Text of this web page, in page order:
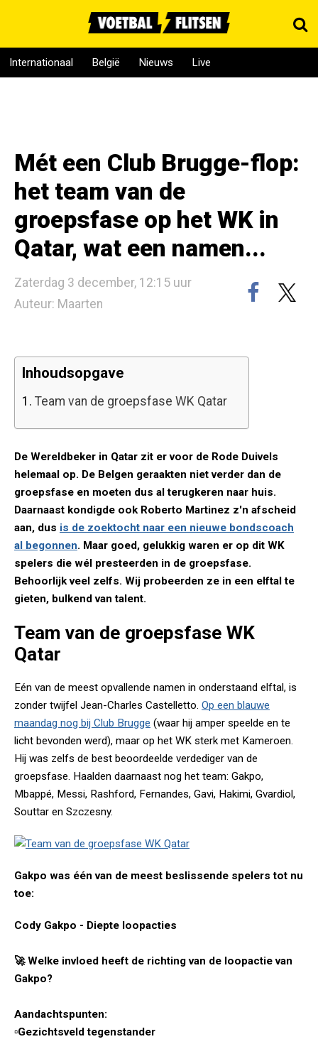
Internationaal België Nieuws Live
Mét een Club Brugge-flop:
het team van de
groepsfase op het WK in
Qatar, wat een namen...
Zaterdag 3 december, 12:15 uur
Auteur: Maarten
Inhoudsopgave
1. Team van de groepsfase WK Qatar
De Wereldbeker in Qatar zit er voor de Rode Duivels
helemaal op. De Belgen geraakten niet verder dan de
groepsfase en moeten dus al terugkeren naar huis.
Daarnaast kondigde ook Roberto Martinez z'n afscheid
aan, dus is de zoektocht naar een nieuwe bondscoach
al begonnen. Maar goed, gelukkig waren er op dit WK
spelers die wél presteerden in de groepsfase.
Behoorlijk veel zelfs. Wij probeerden ze in een elftal te
gieten, bulkend van talent.
Team van de groepsfase WK
Qatar
Eén van de meest opvallende namen in onderstaand elftal, is
zonder twijfel Jean-Charles Castelletto. Op een blauwe
maandag nog bij Club Brugge (waar hij amper speelde en te
licht bevonden werd), maar op het WK sterk met Kameroen.
Hij was zelfs de best beoordeelde verdediger van de
groepsfase. Haalden daarnaast nog het team: Gakpo,
Mbappé, Messi, Rashford, Fernandes, Gavi, Hakimi, Gvardiol,
Souttar en Szczesny.
Gakpo was één van de meest beslissende spelers tot nu
toe:
Cody Gakpo - Diepte loopacties
🚀 Welke invloed heeft de richting van de loopactie van
Gakpo?
Aandachtspunten:
▫️Gezichtsveld tegenstander